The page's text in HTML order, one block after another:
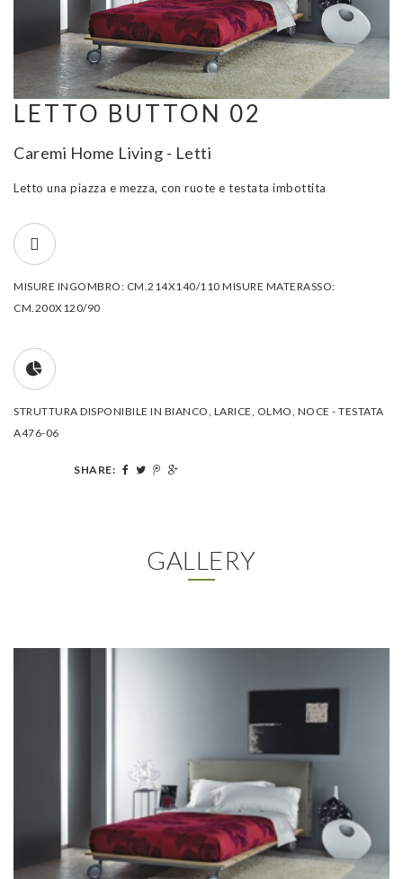
LETTO BUTTON 02
Caremi Home Living - Letti
Letto una piazza e mezza, con ruote e testata imbottita
MISURE INGOMBRO: CM.214X140/110 MISURE MATERASSO:
CM.200X120/90
STRUTTURA DISPONIBILE IN BIANCO, LARICE, OLMO, NOCE - TESTATA
A476-06
SHARE:
GALLERY